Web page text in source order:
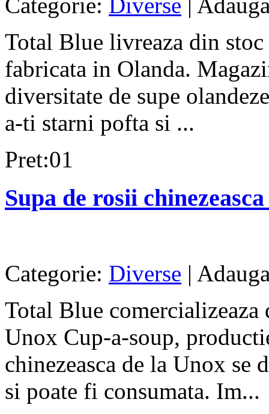
Total Blue livreaza din
fabricata in Olanda.
diversitate de supe
a-ti starni pofta si ...
Pret:01
Supa de rosii
Categorie: Diverse |
Total Blue comercializeaza
Unox Cup-a-soup,
chinezeasca de la Unox se
si poate fi consumata. Im...